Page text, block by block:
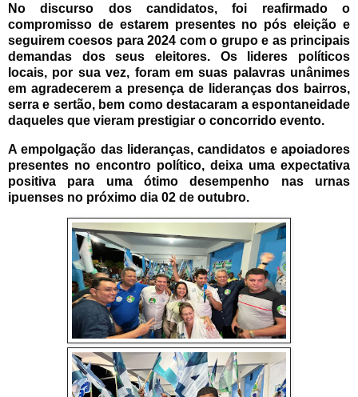
No discurso dos candidatos, foi reafirmado o
compromisso de estarem presentes no pós eleição e
seguirem coesos para 2024 com o grupo e as principais
demandas dos seus eleitores. Os lideres políticos
locais, por sua vez, foram em suas palavras unânimes
em agradecerem a presença de lideranças dos bairros,
serra e sertão, bem como destacaram a espontaneidade
daqueles que vieram prestigiar o concorrido evento.
A empolgação das lideranças, candidatos e apoiadores
presentes no encontro político, deixa uma expectativa
positiva para uma ótimo desempenho nas urnas
ipuenses no próximo dia 02 de outubro.